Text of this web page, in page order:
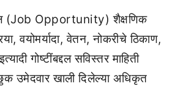
(Job Opportunity) शैक्षणिक
वयोमर्यादा, वेतन, नोकरीचे ठिकाण,
गोष्टींबद्दल सविस्तर माहिती
उमेदवार खाली दिलेल्या अधिकृत